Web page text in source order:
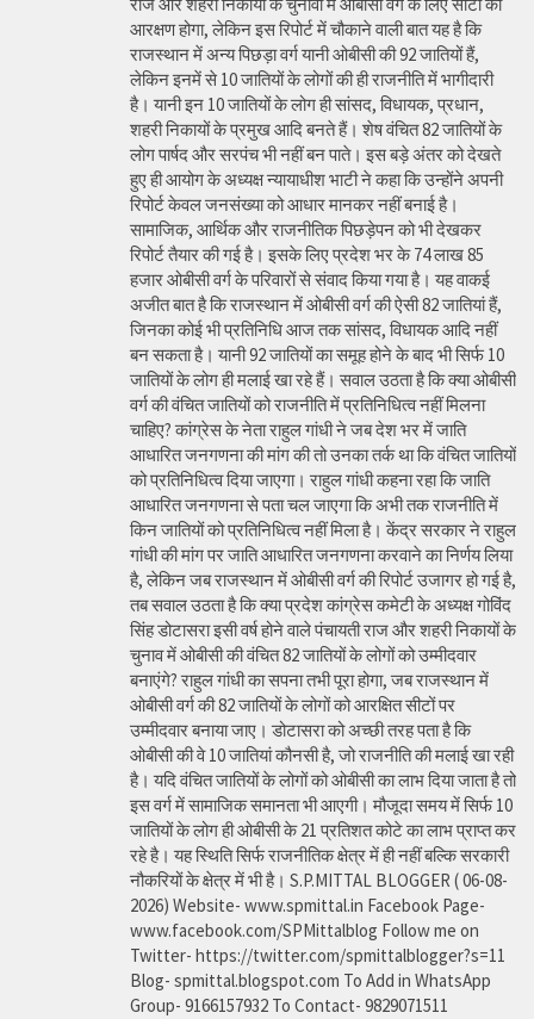
आरक्षण होगा, लेकिन इस रिपोर्ट में चौकाने वाली बात यह है कि
राजस्थान में अन्य पिछड़ा वर्ग यानी ओबीसी की 92 जातियों हैं,
लेकिन इनमें से 10 जातियों के लोगों की ही राजनीति में भागीदारी
है। यानी इन 10 जातियों के लोग ही सांसद, विधायक, प्रधान,
शहरी निकायों के प्रमुख आदि बनते हैं। शेष वंचित 82 जातियों के
लोग पार्षद और सरपंच भी नहीं बन पाते। इस बड़े अंतर को देखते
हुए ही आयोग के अध्यक्ष न्यायाधीश भाटी ने कहा कि उन्होंने अपनी
रिपोर्ट केवल जनसंख्या को आधार मानकर नहीं बनाई है।
सामाजिक, आर्थिक और राजनीतिक पिछड़ेपन को भी देखकर
रिपोर्ट तैयार की गई है। इसके लिए प्रदेश भर के 74 लाख 85
हजार ओबीसी वर्ग के परिवारों से संवाद किया गया है। यह वाकई
अजीत बात है कि राजस्थान में ओबीसी वर्ग की ऐसी 82 जातियां हैं,
जिनका कोई भी प्रतिनिधि आज तक सांसद, विधायक आदि नहीं
बन सकता है। यानी 92 जातियों का समूह होने के बाद भी सिर्फ 10
जातियों के लोग ही मलाई खा रहे हैं। सवाल उठता है कि क्या ओबीसी
वर्ग की वंचित जातियों को राजनीति में प्रतिनिधित्व नहीं मिलना
चाहिए? कांग्रेस के नेता राहुल गांधी ने जब देश भर में जाति
आधारित जनगणना की मांग की तो उनका तर्क था कि वंचित जातियों
को प्रतिनिधित्व दिया जाएगा। राहुल गांधी कहना रहा कि जाति
आधारित जनगणना से पता चल जाएगा कि अभी तक राजनीति में
किन जातियों को प्रतिनिधित्व नहीं मिला है। केंद्र सरकार ने राहुल
गांधी की मांग पर जाति आधारित जनगणना करवाने का निर्णय लिया
है, लेकिन जब राजस्थान में ओबीसी वर्ग की रिपोर्ट उजागर हो गई है,
तब सवाल उठता है कि क्या प्रदेश कांग्रेस कमेटी के अध्यक्ष गोविंद
सिंह डोटासरा इसी वर्ष होने वाले पंचायती राज और शहरी निकायों के
चुनाव में ओबीसी की वंचित 82 जातियों के लोगों को उम्मीदवार
बनाएंगे? राहुल गांधी का सपना तभी पूरा होगा, जब राजस्थान में
ओबीसी वर्ग की 82 जातियों के लोगों को आरक्षित सीटों पर
उम्मीदवार बनाया जाए। डोटासरा को अच्छी तरह पता है कि
ओबीसी की वे 10 जातियां कौनसी है, जो राजनीति की मलाई खा रही
है। यदि वंचित जातियों के लोगों को ओबीसी का लाभ दिया जाता है तो
इस वर्ग में सामाजिक समानता भी आएगी। मौजूदा समय में सिर्फ 10
जातियों के लोग ही ओबीसी के 21 प्रतिशत कोटे का लाभ प्राप्त कर
रहे है। यह स्थिति सिर्फ राजनीतिक क्षेत्र में ही नहीं बल्कि सरकारी
नौकरियों के क्षेत्र में भी है। S.P.MITTAL BLOGGER ( 06-08-
2026) Website- www.spmittal.in Facebook Page-
www.facebook.com/SPMittalblog Follow me on
Twitter- https://twitter.com/spmittalblogger?s=11
Blog- spmittal.blogspot.com To Add in WhatsApp
Group- 9166157932 To Contact- 9829071511